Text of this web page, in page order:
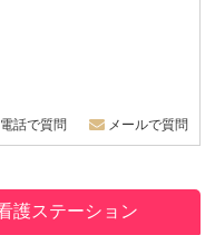
電話で質問 メールで質問
護ステーション